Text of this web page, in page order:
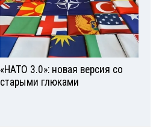
«НАТО 3.0»: новая версия со
старыми глюками